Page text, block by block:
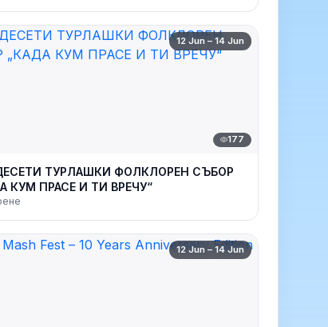
12 Jun – 14 Jun
177
ТУРЛАШКИ ФОЛКЛОРЕН СЪБОР
КУМ ПРАСЕ И ТИ ВРЕЧУ“
12 Jun – 14 Jun